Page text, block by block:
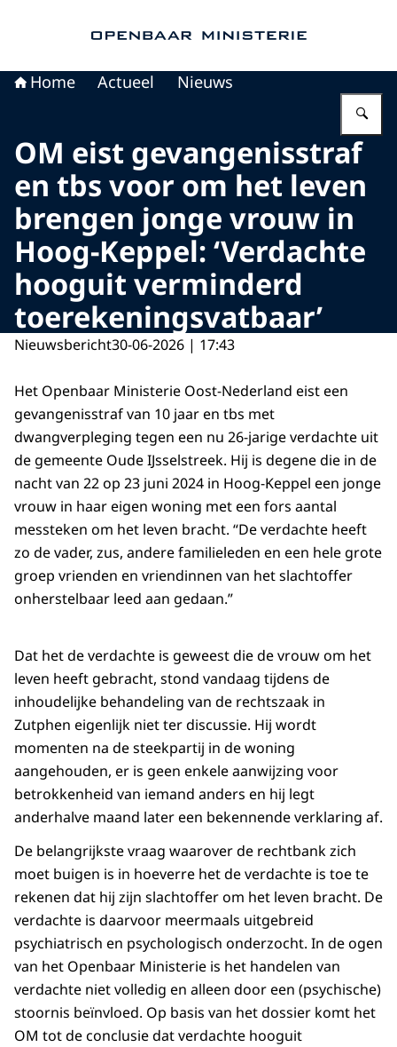
Home Actueel Nieuws
OM eist gevangenisstraf
en tbs voor om het leven
brengen jonge vrouw in
Hoog-Keppel: ‘Verdachte
hooguit verminderd
toerekeningsvatbaar’
Nieuwsbericht30-06-2026 | 17:43
Het Openbaar Ministerie Oost-Nederland eist een
gevangenisstraf van 10 jaar en tbs met
dwangverpleging tegen een nu 26-jarige verdachte uit
de gemeente Oude IJsselstreek. Hij is degene die in de
nacht van 22 op 23 juni 2024 in Hoog-Keppel een jonge
vrouw in haar eigen woning met een fors aantal
messteken om het leven bracht. “De verdachte heeft
zo de vader, zus, andere familieleden en een hele grote
groep vrienden en vriendinnen van het slachtoffer
onherstelbaar leed aan gedaan.”
Dat het de verdachte is geweest die de vrouw om het
leven heeft gebracht, stond vandaag tijdens de
inhoudelijke behandeling van de rechtszaak in
Zutphen eigenlijk niet ter discussie. Hij wordt
momenten na de steekpartij in de woning
aangehouden, er is geen enkele aanwijzing voor
betrokkenheid van iemand anders en hij legt
anderhalve maand later een bekennende verklaring af.
De belangrijkste vraag waarover de rechtbank zich
moet buigen is in hoeverre het de verdachte is toe te
rekenen dat hij zijn slachtoffer om het leven bracht. De
verdachte is daarvoor meermaals uitgebreid
psychiatrisch en psychologisch onderzocht. In de ogen
van het Openbaar Ministerie is het handelen van
verdachte niet volledig en alleen door een (psychische)
stoornis beïnvloed. Op basis van het dossier komt het
OM tot de conclusie dat verdachte hooguit